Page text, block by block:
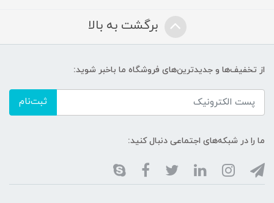
برگشت به بالا
از تخفیف‌ها و جدیدترین‌های فروشگاه ما باخبر شوید:
ثبت‌نام
ما را در شبکه‌های اجتماعی دنبال کنید: